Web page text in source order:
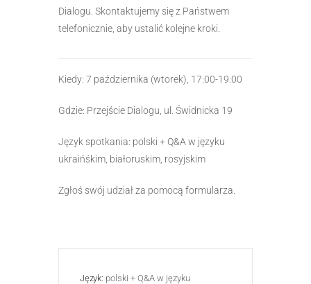
Dialogu. Skontaktujemy się z Państwem
telefonicznie, aby ustalić kolejne kroki.
Kiedy: 7 października (wtorek), 17:00-19:00
Gdzie: Przejście Dialogu, ul. Świdnicka 19
Język spotkania: polski + Q&A w języku
ukraińśkim, białoruskim, rosyjskim
Zgłoś swój udział za pomocą formularza.
Język: polski + Q&A w języku